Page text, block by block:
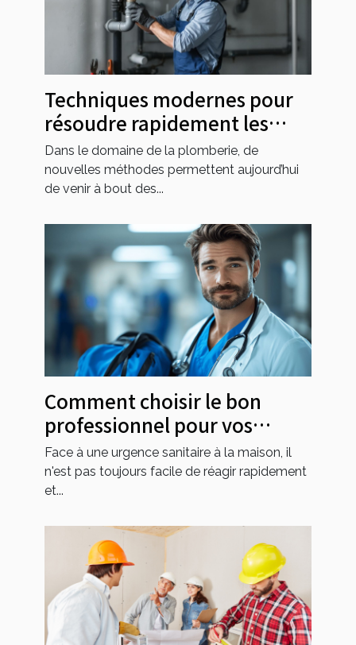
Techniques modernes pour
résoudre rapidement les
problèmes de plomberie
Dans le domaine de la plomberie, de
nouvelles méthodes permettent aujourd’hui
de venir à bout des...
Comment choisir le bon
professionnel pour vos
urgences sanitaires ?
Face à une urgence sanitaire à la maison, il
n'est pas toujours facile de réagir rapidement
et...